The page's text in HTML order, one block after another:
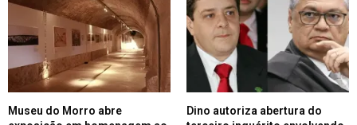
Museu do Morro abre
Dino autoriza abertura do